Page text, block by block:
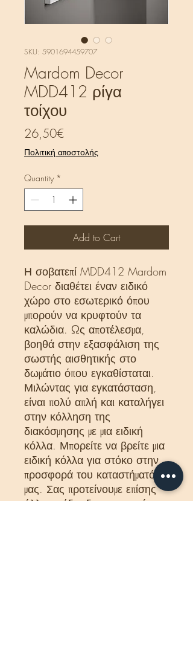
SKU: 5901694459707
Mardom Decor
MDD412 ρίγα
τοίχου
26,50€Price
Πολιτική αποστολής
Quantity *
Add to Cart
Η σοβατεπί MDD412 Mardom
Decor διαθέτει έναν ειδικό
χώρο στο εσωτερικό όπου
μπορούν να κρυφτούν τα
καλώδια. Ως αποτέλεσμα,
βοηθά στην εξασφάλιση της
σωστής αισθητικής στο
δωμάτιο όπου εγκαθίσταται.
Μιλώντας για εγκατάσταση,
είναι πολύ απλή και καταλήγει
στην κόλληση της
διακόσμησης με μια ειδική
κόλλα. Μπορείτε να βρείτε μια
ειδική κόλλα για στόκο στην
προσφορά του καταστήματός
μας. Σας προτείνουμε επίσης
άλλα σχέδια διακοσμητικών